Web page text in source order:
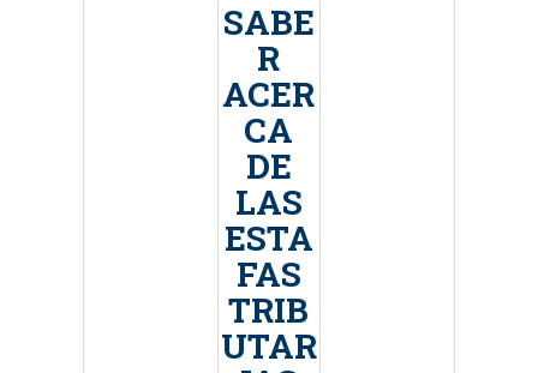
SABE
R
ACER
CA
DE
LAS
ESTA
FAS
TRIB
UTAR